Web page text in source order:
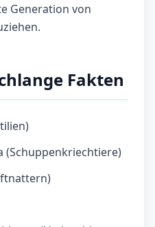
Generation von
Fakten
(Schuppenkriechtiere)